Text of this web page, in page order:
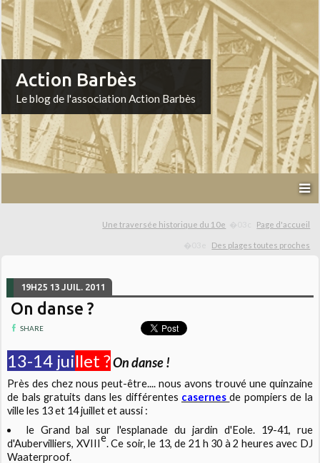
Action Barbès
Le blog de l'association Action Barbès
Une traversée historique du 10e Page d'accueil
Des plages toutes proches
19H25 13 JUIL. 2011
On danse ?
SHARE
13-14 juillet ?On danse !
Près des chez nous peut-être.... nous avons trouvé une quinzaine
de bals gratuits dans les différentes casernesde pompiers de la
ville les 13 et 14 juillet et aussi :
le Grand bal sur l'esplanade du jardin d'Eole. 19-41, rue
d'Aubervilliers, XVIIIe. Ce soir, le 13, de 21 h 30 à 2 heures avec DJ
Waaterproof.